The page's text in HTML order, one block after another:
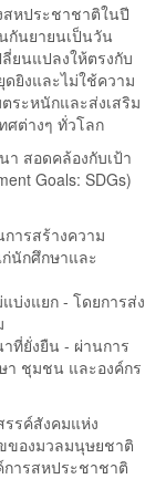
หประชาชาติในปี
กันยายนเป็นวัน
ยนแปลงให้ตรงกับ
ยิงและไม่ใช้ความ
ระหนักและส่งเสริม
ศต่างๆ ทั่วโลก
สอดคล้องกับเป้า
Goals: SDGs)
ารสร้างความ
นักศึกษาและ
บ่งแยก - โดยการส่ง
ที่ยั่งยืน - ผ่านการ
า ชุมชน และองค์กร
รค์สังคมแห่ง
ของมวลมนุษยชาติ
ารสหประชาชาติ